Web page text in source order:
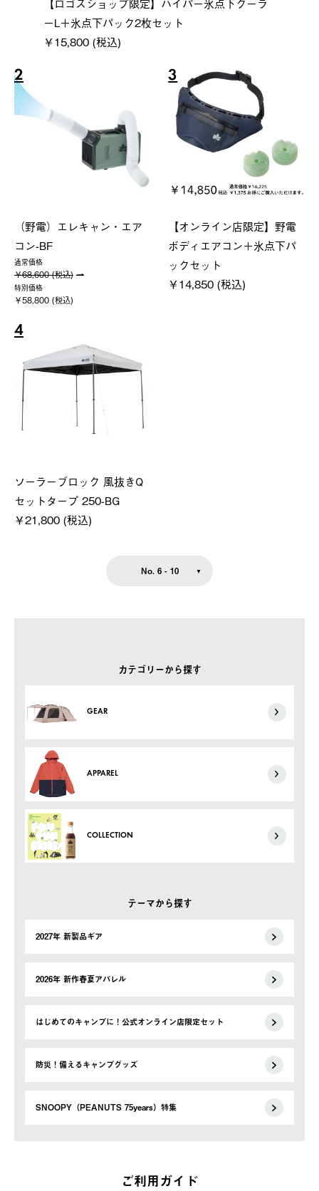
カテゴリーから探す
GEAR
APPAREL
COLLECTION
テーマから探す
2027年 新製品ギア
2026年 新作春夏アパレル
はじめてのキャンプに！公式オンライン店限定セット
防災！備えるキャンプグッズ
SNOOPY（PEANUTS 75years）特集
ーL＋氷点下パック2枚セット
￥15,800 (税込)
2
（野電）エレキャン・エア
コン-BF
通常価格
￥68,600 (税込)
特別価格
￥58,800 (税込)
3
【オンライン店限定】野電
ボディエアコン＋氷点下パ
ックセット
￥14,850 (税込)
4
ソーラーブロック 風抜きQ
セットタープ 250-BG
￥21,800 (税込)
No. 6 - 10
ご利用ガイド